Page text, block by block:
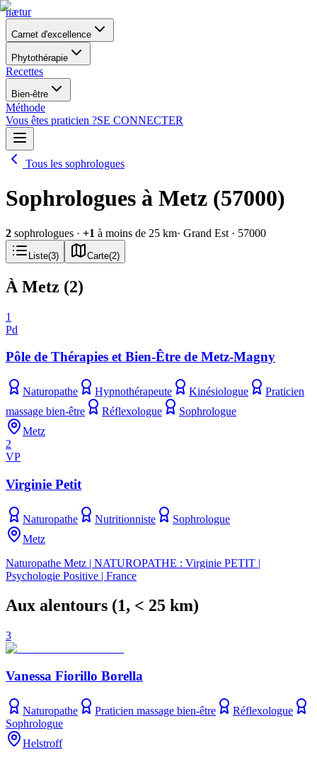
nætur
Carnet d'excellence
Phytothérapie
Recettes
Bien-être
Méthode
Vous êtes praticien ?SE CONNECTER
Tous les sophrologues
Sophrologues à Metz (57000)
2 sophrologues · +1 à moins de 25 km· Grand Est · 57000
Liste(3) Carte(2)
À Metz (2)
1
Pd
Pôle de Thérapies et Bien-Être de Metz-Magny
Naturopathe Hypnothérapeute Kinésiologue
Praticien
massage bien-être
Réflexologue
Sophrologue
Metz
2
VP
Virginie Petit
Naturopathe Nutritionniste
Sophrologue
Metz
Naturopathe Metz | NATUROPATHE : Virginie PETIT |
Psychologie Positive | France
Aux alentours (1, < 25 km)
3
Vanessa Fiorillo Borella
Naturopathe Praticien massage bien-être
Réflexologue
Sophrologue
Helstroff